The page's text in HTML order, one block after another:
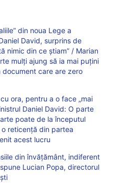
din noua Lege a
David, surprins de
nimic din ce știam” / Marian
mulți ajung să ia mai puțini
document care are zero
ora, pentru a o face „mai
Daniel David: O parte
poate de la începutul
reticență din partea
acest lucru
din învățământ, indiferent
Lucian Popa, directorul